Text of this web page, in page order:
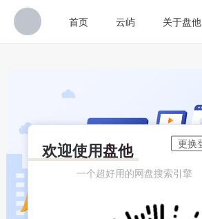
首页 云屿 关于盘他
欢迎使用盘他
一个超好用的网盘搜索引擎